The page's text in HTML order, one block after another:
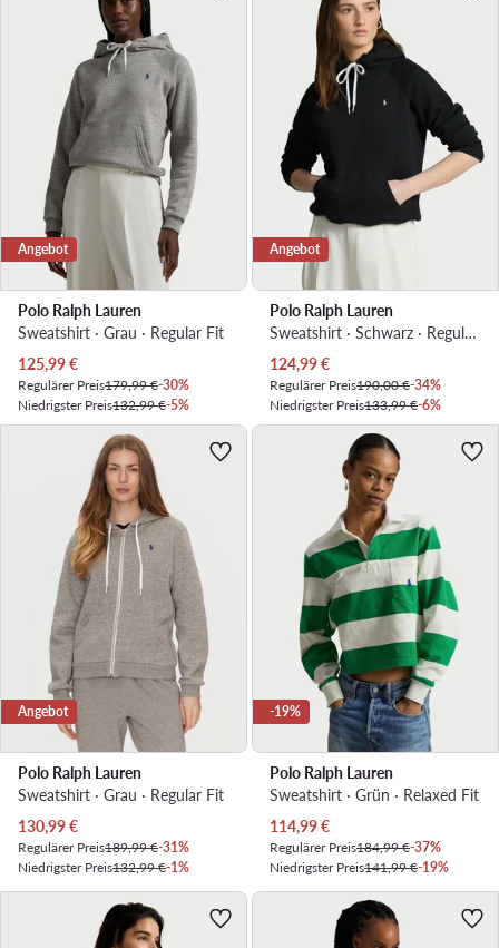
Angebot
Polo Ralph Lauren
Sweatshirt · Grau · Regular Fit
Aktueller Preis
125,99€
Regulärer Preis179,99 €-30%
Niedrigster Preis132,99 €-5%
Angebot
Polo Ralph Lauren
Sweatshirt · Schwarz · Regular Fit
Aktueller Preis
124,99€
Regulärer Preis190,00 €-34%
Niedrigster Preis133,99 €-6%
Angebot
Polo Ralph Lauren
Sweatshirt · Grau · Regular Fit
Aktueller Preis
130,99€
Regulärer Preis189,99 €-31%
Niedrigster Preis132,99 €-1%
-19%
Polo Ralph Lauren
Sweatshirt · Grün · Relaxed Fit
Aktueller Preis
114,99€
Regulärer Preis184,99 €-37%
Niedrigster Preis141,99 €-19%